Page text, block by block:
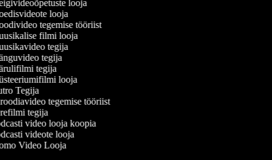
looja
looja
tegemise tööriist
filmi looja
tegija
tegija
tegija
looja
Tegija
tegemise tööriist
tegija
video looja koopia
videote looja
Video Looja